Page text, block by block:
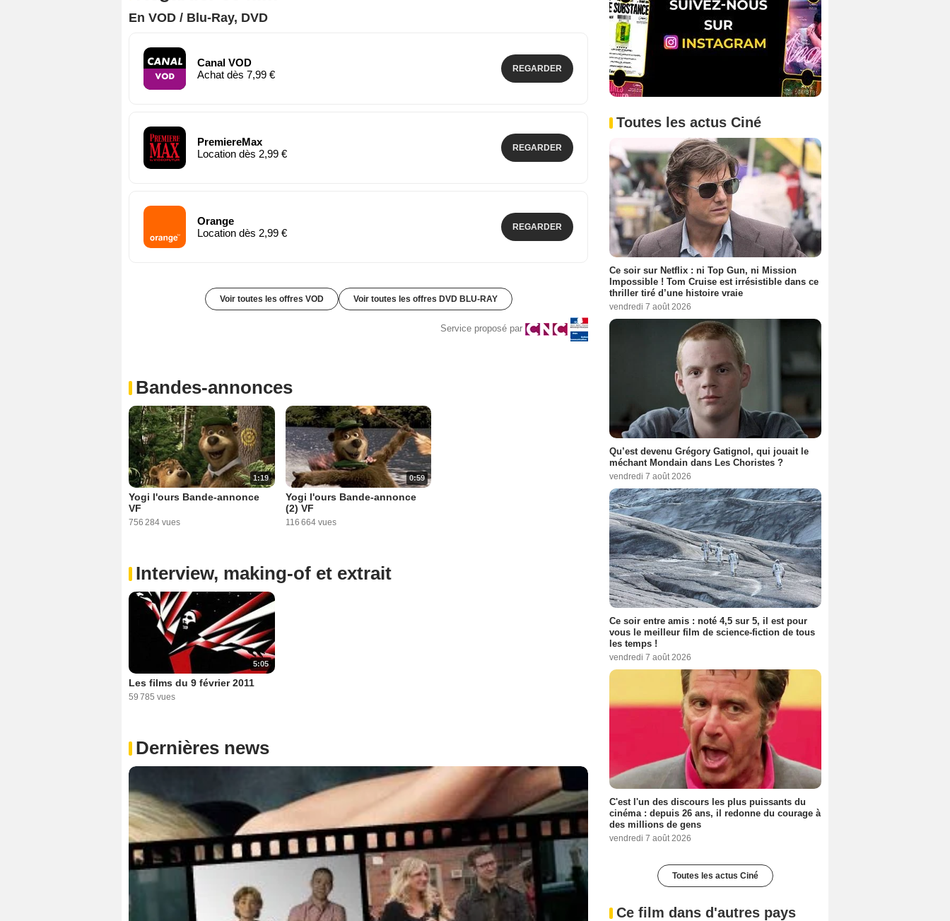
En VOD / Blu-Ray, DVD
Canal VOD
Achat dès 7,99 €
REGARDER
PremiereMax
Location dès 2,99 €
REGARDER
Orange
Location dès 2,99 €
REGARDER
Voir toutes les offres VOD Voir toutes les offres DVD BLU-RAY
Service proposé par
Bandes-annonces
1:19
Yogi l'ours Bande-annonce
VF
756 284 vues
0:59
Yogi l'ours Bande-annonce
(2) VF
116 664 vues
Interview, making-of et extrait
5:05
Les films du 9 février 2011
59 785 vues
Dernières news
Toutes les actus Ciné
Ce soir sur Netflix : ni Top Gun, ni Mission
Impossible ! Tom Cruise est irrésistible dans ce
thriller tiré d’une histoire vraie
vendredi 7 août 2026
Qu’est devenu Grégory Gatignol, qui jouait le
méchant Mondain dans Les Choristes ?
vendredi 7 août 2026
Ce soir entre amis : noté 4,5 sur 5, il est pour
vous le meilleur film de science-fiction de tous
les temps !
vendredi 7 août 2026
C'est l'un des discours les plus puissants du
cinéma : depuis 26 ans, il redonne du courage à
des millions de gens
vendredi 7 août 2026
Toutes les actus Ciné
Ce film dans d'autres pays